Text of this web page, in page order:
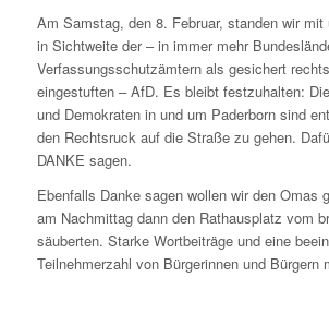
Am Samstag, den 8. Februar, standen wir
in Sichtweite der – in immer mehr
Verfassungsschutzämtern als gesichert
eingestuften – AfD. Es bleibt festzuhalten:
und Demokraten in und um Paderborn sind
den Rechtsruck auf die Straße zu gehen.
DANKE sagen.
Ebenfalls Danke sagen wollen wir den Omas
am Nachmittag dann den Rathausplatz vom
säuberten. Starke Wortbeiträge und eine
Teilnehmerzahl von Bürgerinnen und Bürgern